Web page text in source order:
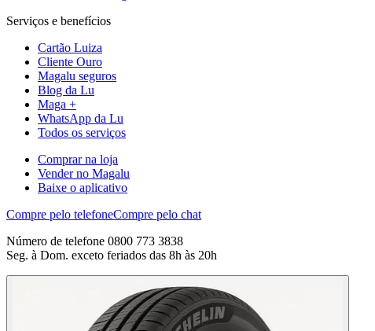
Serviços e benefícios
Cartão Luiza
Cliente Ouro
Magalu seguros
Blog da Lu
Maga +
WhatsApp da Lu
Todos os serviços
Comprar na loja
Vender no Magalu
Baixe o aplicativo
Compre pelo telefoneCompre pelo chat
Número de telefone 0800 773 3838
Seg. à Dom. exceto feriados das 8h às 20h